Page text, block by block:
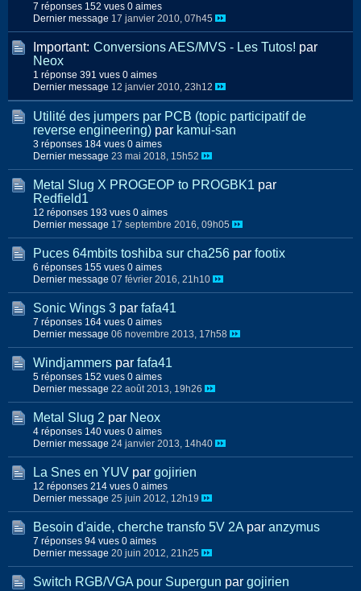
7 réponses 152 vues 0 aimes
Dernier message 17 janvier 2010, 07h45
Important: Conversions AES/MVS - Les Tutos! par
Neox
1 réponse 391 vues 0 aimes
Dernier message 12 janvier 2010, 23h12
Utilité des jumpers par PCB (topic participatif de
reverse engineering) par kamui-san
3 réponses 184 vues 0 aimes
Dernier message 23 mai 2018, 15h52
Metal Slug X PROGEOP to PROGBK1 par
Redfield1
12 réponses 193 vues 0 aimes
Dernier message 17 septembre 2016, 09h05
Puces 64mbits toshiba sur cha256 par footix
6 réponses 155 vues 0 aimes
Dernier message 07 février 2016, 21h10
Sonic Wings 3 par fafa41
7 réponses 164 vues 0 aimes
Dernier message 06 novembre 2013, 17h58
Windjammers par fafa41
5 réponses 152 vues 0 aimes
Dernier message 22 août 2013, 19h26
Metal Slug 2 par Neox
4 réponses 140 vues 0 aimes
Dernier message 24 janvier 2013, 14h40
La Snes en YUV par gojirien
12 réponses 214 vues 0 aimes
Dernier message 25 juin 2012, 12h19
Besoin d'aide, cherche transfo 5V 2A par anzymus
7 réponses 94 vues 0 aimes
Dernier message 20 juin 2012, 21h25
Switch RGB/VGA pour Supergun par gojirien